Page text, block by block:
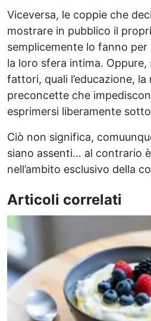
Viceversa, le coppie che
mostrare in pubblico il
semplicemente lo fanno
la loro sfera intima.
fattori, quali l’educazione, la
preconcette che
esprimersi liberamente
Ciò non significa,
siano assenti… al contrario
nell’ambito esclusivo della
Articoli correlati